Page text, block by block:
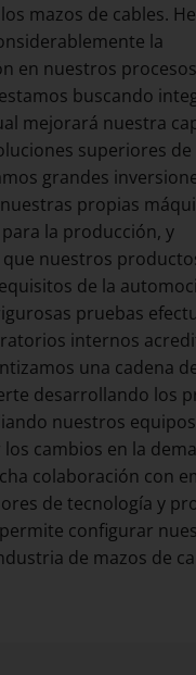
mazos de cables.
la
en nuestros
buscando
mejorará nuestra
superiores
grandes
propias
la producción, y
nuestros
de la
pruebas
internos
una cadena
desarrollando los
nuestros
cambios en la
colaboración con
de tecnología y
configurar
de mazos de